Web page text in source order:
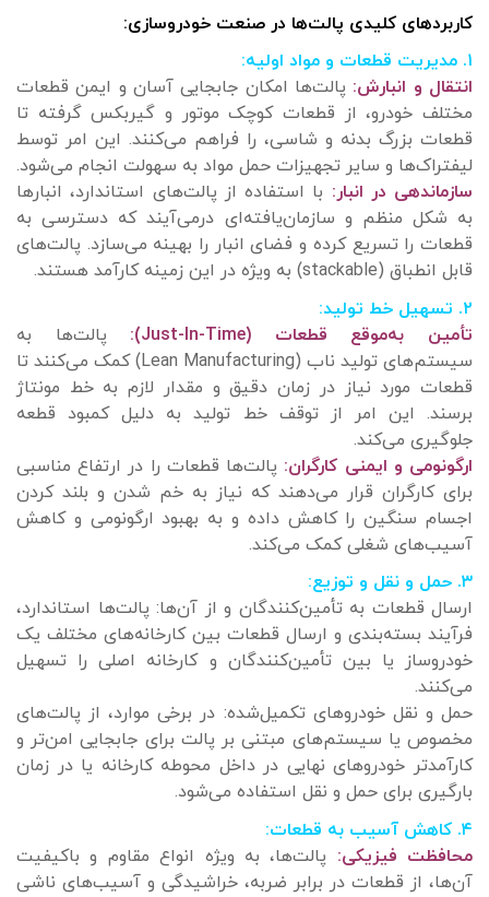
کاربردهای کلیدی پالت‌ها در صنعت خودروسازی:
۱. مدیریت قطعات و مواد اولیه:
انتقال و انبارش: پالت‌ها امکان جابجایی آسان و ایمن قطعات
مختلف خودرو، از قطعات کوچک موتور و گیربکس گرفته تا
قطعات بزرگ بدنه و شاسی، را فراهم می‌کنند. این امر توسط
لیفتراک‌ها و سایر تجهیزات حمل مواد به سهولت انجام می‌شود.
سازماندهی در انبار: با استفاده از پالت‌های استاندارد، انبارها
به شکل منظم و سازمان‌یافته‌ای درمی‌آیند که دسترسی به
قطعات را تسریع کرده و فضای انبار را بهینه می‌سازد. پالت‌های
قابل انطباق (stackable) به ویژه در این زمینه کارآمد هستند.
۲. تسهیل خط تولید:
تأمین به‌موقع قطعات (Just-In-Time):
پالت‌ها به
سیستم‌های تولید ناب (Lean Manufacturing) کمک می‌کنند تا
قطعات مورد نیاز در زمان دقیق و مقدار لازم به خط مونتاژ
برسند. این امر از توقف خط تولید به دلیل کمبود قطعه
جلوگیری می‌کند.
ارگونومی و ایمنی کارگران: پالت‌ها قطعات را در ارتفاع مناسبی
برای کارگران قرار می‌دهند که نیاز به خم شدن و بلند کردن
اجسام سنگین را کاهش داده و به بهبود ارگونومی و کاهش
آسیب‌های شغلی کمک می‌کند.
۳. حمل و نقل و توزیع:
ارسال قطعات به تأمین‌کنندگان و از آن‌ها: پالت‌ها استاندارد،
فرآیند بسته‌بندی و ارسال قطعات بین کارخانه‌های مختلف یک
خودروساز یا بین تأمین‌کنندگان و کارخانه اصلی را تسهیل
می‌کنند.
حمل و نقل خودروهای تکمیل‌شده: در برخی موارد، از پالت‌های
مخصوص یا سیستم‌های مبتنی بر پالت برای جابجایی امن‌تر و
کارآمدتر خودروهای نهایی در داخل محوطه کارخانه یا در زمان
بارگیری برای حمل و نقل استفاده می‌شود.
۴. کاهش آسیب به قطعات:
محافظت فیزیکی: پالت‌ها، به ویژه انواع مقاوم و باکیفیت
آن‌ها، از قطعات در برابر ضربه، خراشیدگی و آسیب‌های ناشی